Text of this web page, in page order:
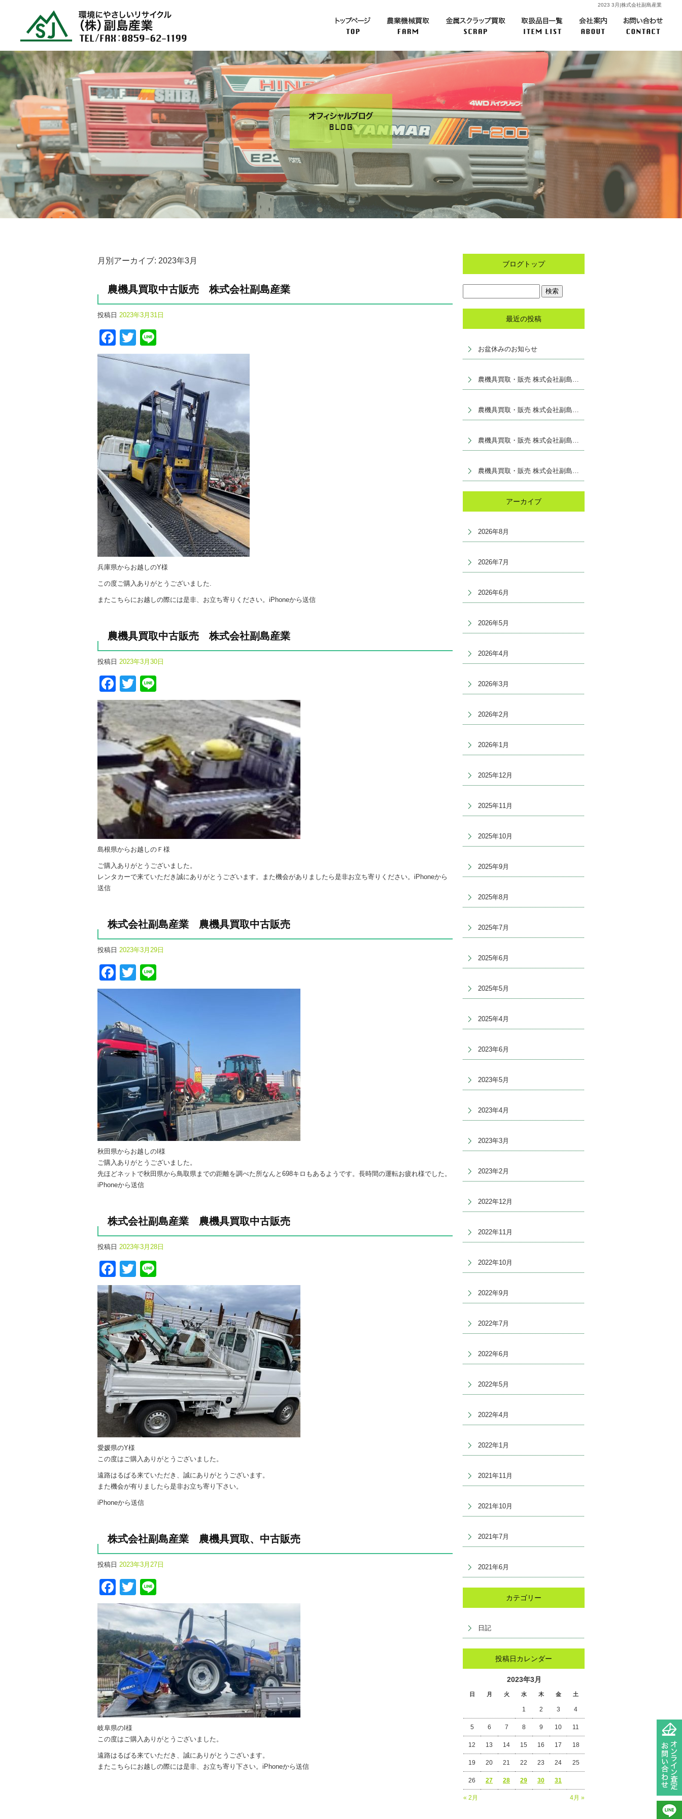
2023 3月|株式会社副島産業
月別アーカイブ: 2023年3月
農機具買取中古販売 株式会社副島産業
投稿日 2023年3月31日
Facebook
Twitter
兵庫県からお越しのY様
この度ご購入ありがとうございました.
またこちらにお越しの際には是非、お立ち寄りください。iPhoneから送信
農機具買取中古販売 株式会社副島産業
投稿日 2023年3月30日
Facebook
Twitter
島根県からお越しのＦ様
ご購入ありがとうございました。
レンタカーで来ていただき誠にありがとうございます。また機会がありましたら是非お立ち寄りください。iPhoneから
送信
株式会社副島産業 農機具買取中古販売
投稿日 2023年3月29日
Facebook
Twitter
秋田県からお越しのI様
ご購入ありがとうございました。
先ほどネットで秋田県から鳥取県までの距離を調べた所なんと698キロもあるようです。長時間の運転お疲れ様でした。
iPhoneから送信
株式会社副島産業 農機具買取中古販売
投稿日 2023年3月28日
Facebook
Twitter
愛媛県のY様
この度はご購入ありがとうございました。
遠路はるばる来ていただき、誠にありがとうございます。
また機会が有りましたら是非お立ち寄り下さい。
iPhoneから送信
株式会社副島産業 農機具買取、中古販売
投稿日 2023年3月27日
Facebook
Twitter
岐阜県のI様
この度はご購入ありがとうございました。
遠路はるばる来ていただき、誠にありがとうございます。
またこちらにお越しの際には是非、お立ち寄り下さい。iPhoneから送信
ブログトップ
最近の投稿
お盆休みのお知らせ
農機具買取・販売 株式会社副島産業
農機具買取・販売 株式会社副島産業
農機具買取・販売 株式会社副島産業
農機具買取・販売 株式会社副島産業
アーカイブ
2026年8月
2026年7月
2026年6月
2026年5月
2026年4月
2026年3月
2026年2月
2026年1月
2025年12月
2025年11月
2025年10月
2025年9月
2025年8月
2025年7月
2025年6月
2025年5月
2025年4月
2023年6月
2023年5月
2023年4月
2023年3月
2023年2月
2022年12月
2022年11月
2022年10月
2022年9月
2022年7月
2022年6月
2022年5月
2022年4月
2022年1月
2021年11月
2021年10月
2021年7月
2021年6月
カテゴリー
日記
投稿日カレンダー
2023年3月
日 月 火 水 木 金 土
« 2月 4月 »
1 2 3 4
5 6 7 8 9 10 11
12 13 14 15 16 17 18
19 20 21 22 23 24 25
26 27 28 29 30 31